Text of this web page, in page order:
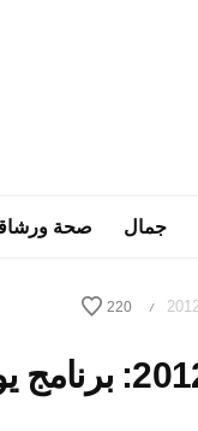
جمال صحة
/
220